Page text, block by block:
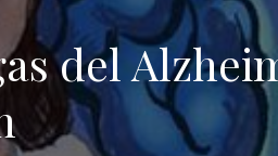
del